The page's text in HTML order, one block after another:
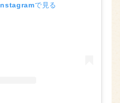
で見る